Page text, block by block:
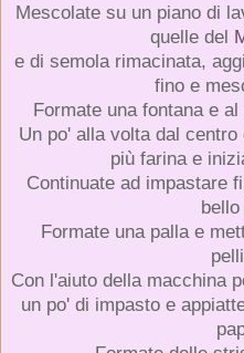
Mescolate su un piano di
quelle del
e di semola rimacinata,
fino e
Formate una fontana e
Un po' alla volta dal
più farina e
Continuate ad impastare
Formate una palla e
Con l'aiuto della macchina
un po' di impasto e